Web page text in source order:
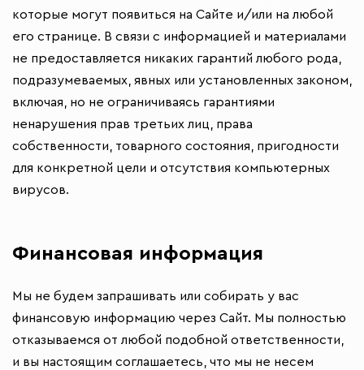
которые могут появиться на Сайте и/или на любой
его странице. В связи с информацией и материалами
не предоставляется никаких гарантий любого рода,
подразумеваемых, явных или установленных законом,
включая, но не ограничиваясь гарантиями
ненарушения прав третьих лиц, права
собственности, товарного состояния, пригодности
для конкретной цели и отсутствия компьютерных
вирусов.
Финансовая информация
Мы не будем запрашивать или собирать у вас
финансовую информацию через Сайт. Мы полностью
отказываемся от любой подобной ответственности,
и вы настоящим соглашаетесь, что мы не несем